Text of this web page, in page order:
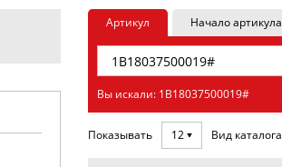
Артикул Начало артикула
Вы искали: 1B18037500019#
Показывать 12 Вид каталога